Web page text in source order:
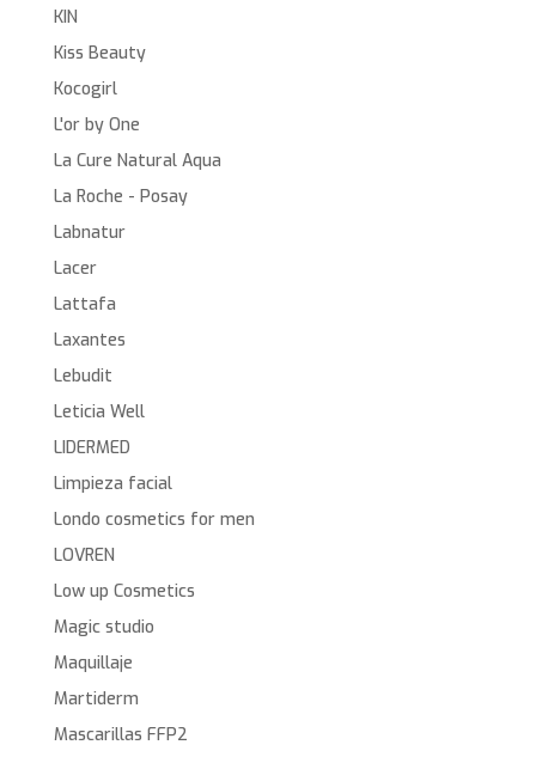
KIN
Kiss Beauty
Kocogirl
L'or by One
La Cure Natural Aqua
La Roche - Posay
Labnatur
Lacer
Lattafa
Laxantes
Lebudit
Leticia Well
LIDERMED
Limpieza facial
Londo cosmetics for men
LOVREN
Low up Cosmetics
Magic studio
Maquillaje
Martiderm
Mascarillas FFP2